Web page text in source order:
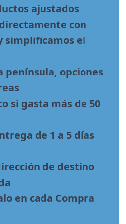
ajustados
con
simplificamos el
península, opciones
si gasta más de 50
de 1 a 5 días
de destino
en cada Compra